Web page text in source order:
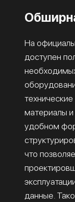
На
доступен
материалы
удобном
что
данные.